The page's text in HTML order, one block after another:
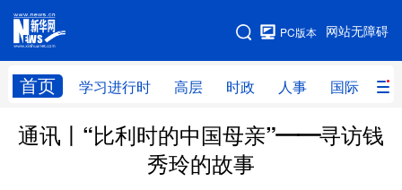
网站无障碍
PC版本
首页 学习进行时 高层 时政 人事 国际 财
网站地图
学习进行时 高层 时政 人事
财经 网评
通讯丨“比利时的中国母亲”——寻访钱
秀玲的故事